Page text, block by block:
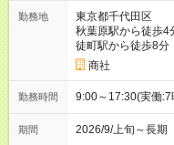
勤務地
東京都千代田区
秋葉原駅から徒歩4
徒町駅から徒歩8分
商社
勤務時間 9:00～17:30(実働
期間 2026/9/上旬～長